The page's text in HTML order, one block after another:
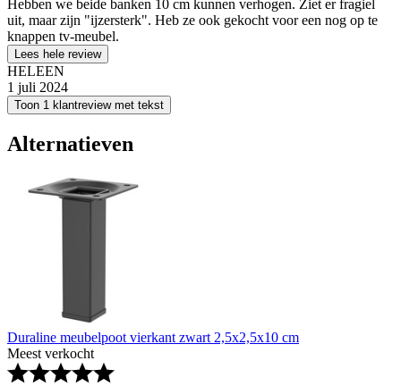
Hebben we beide banken 10 cm kunnen verhogen. Ziet er fragiel
uit, maar zijn "ijzersterk". Heb ze ook gekocht voor een nog op te
knappen tv-meubel.
Lees hele review
HELEEN
1 juli 2024
Toon 1 klantreview met tekst
Alternatieven
Duraline meubelpoot vierkant zwart 2,5x2,5x10 cm
Meest verkocht